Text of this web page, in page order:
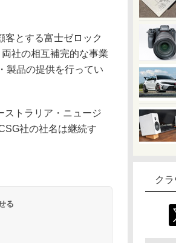
ク
とする富士ゼロック
社の相互補完的な事業
製品の提供を行ってい
トラリア・ニュージ
社の社名は継続す
る